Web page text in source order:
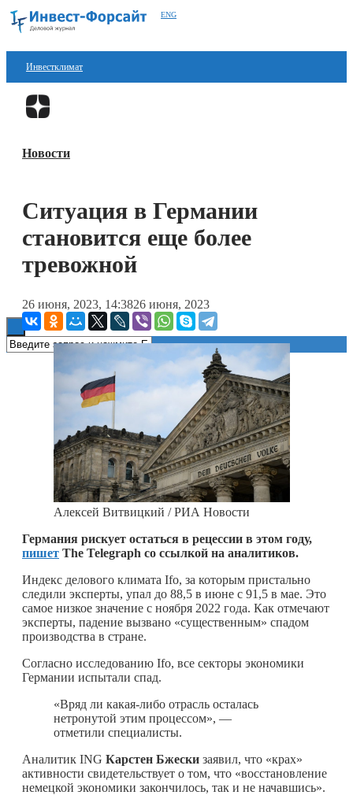
ENG
Инвестклимат
Финансы
Блокчейн
Технологии
Новости
Ситуация в Германии
становится еще более
тревожной
26 июня, 2023, 14:3826 июня, 2023
Алексей Витвицкий / РИА Новости
Германия рискует остаться в рецессии в этом году,
пишет The Telegraph со ссылкой на аналитиков.
Индекс делового климата Ifo, за которым пристально
следили эксперты, упал до 88,5 в июне с 91,5 в мае. Это
самое низкое значение с ноября 2022 года. Как отмечают
эксперты, падение вызвано «существенным» спадом
производства в стране.
Согласно исследованию Ifo, все секторы экономики
Германии испытали спад.
«Вряд ли какая-либо отрасль осталась
нетронутой этим процессом», —
отметили специалисты.
Аналитик ING Карстен Бжески заявил, что «крах»
активности свидетельствует о том, что «восстановление
немецкой экономики закончилось, так и не начавшись».